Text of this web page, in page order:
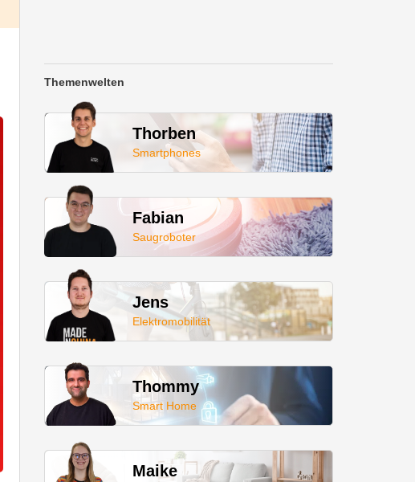
Themenwelten
Thorben
Smartphones
Fabian
Saugroboter
Jens
Elektromobilität
Thommy
Smart Home
Maike